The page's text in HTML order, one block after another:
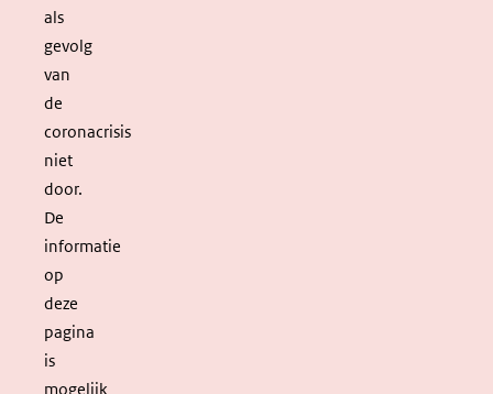
als
gevolg
van
de
coronacrisis
niet
door.
De
informatie
op
deze
pagina
is
mogelijk